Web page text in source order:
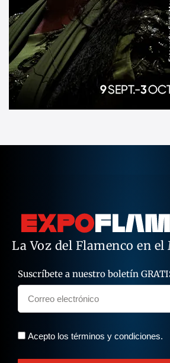
La Voz del Flamenco en el
Suscríbete a nuestro boletín
Acepto los términos y condiciones.